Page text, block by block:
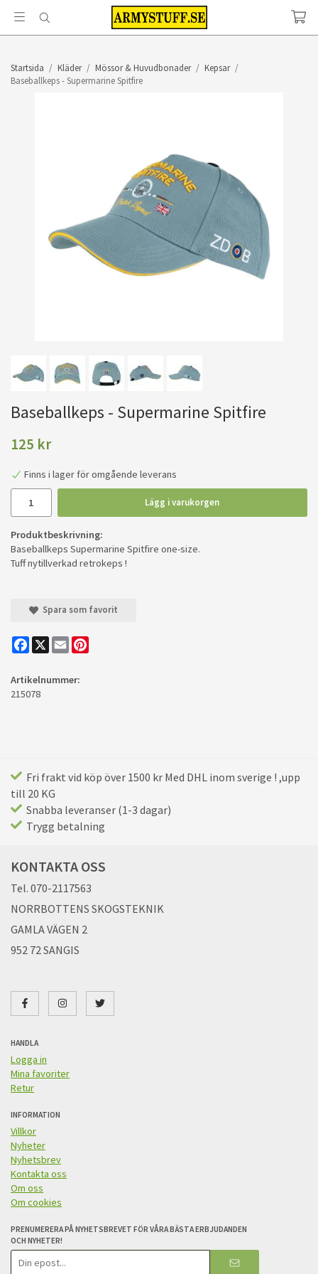
Startsida / Kläder / Mössor & Huvudbonader / Kepsar /
Baseballkeps - Supermarine Spitfire
Baseballkeps - Supermarine Spitfire
125 kr
Finns i lager för omgående leverans
Lägg i varukorgen
Produktbeskrivning:
Baseballkeps Supermarine Spitfire one-size.
Tuff nytillverkad retrokeps !
Spara som favorit
Facebook
X Email
Artikelnummer:
215078
Fri frakt vid köp över 1500 kr Med DHL inom sverige ! ,upp
till 20 KG
Snabba leveranser (1-3 dagar)
Trygg betalning
KONTAKTA OSS
Tel. 070-2117563
NORRBOTTENS SKOGSTEKNIK
GAMLA VÄGEN 2
952 72 SANGIS
HANDLA
Logga in
Mina favoriter
Retur
INFORMATION
Villkor
Nyheter
Nyhetsbrev
Kontakta oss
Om oss
Om cookies
PRENUMERERA PÅ NYHETSBREVET FÖR VÅRA BÄSTA ERBJUDANDEN
OCH NYHETER!
E-
postadress